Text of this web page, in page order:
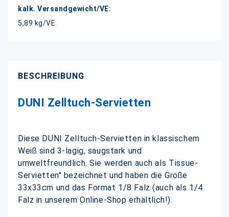
5,89 kg/VE
BESCHREIBUNG
DUNI Zelltuch-Servietten
Diese DUNI Zelltuch-Servietten in klassischem
Weiß sind 3-lagig, saugstark und
umweltfreundlich. Sie werden auch als Tissue-
Servietten" bezeichnet und haben die Größe
33x33cm und das Format 1/8 Falz (auch als 1/4
Falz in unserem Online-Shop erhältlich!).